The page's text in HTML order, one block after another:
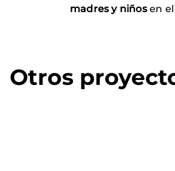
madres y niñosen el
Otros